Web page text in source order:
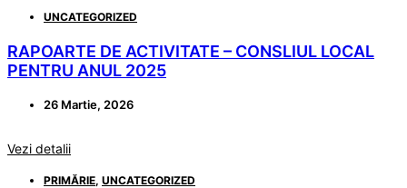
UNCATEGORIZED
RAPOARTE DE ACTIVITATE – CONSLIUL LOCAL
PENTRU ANUL 2025
26 Martie, 2026
Vezi detalii
PRIMĂRIE, UNCATEGORIZED